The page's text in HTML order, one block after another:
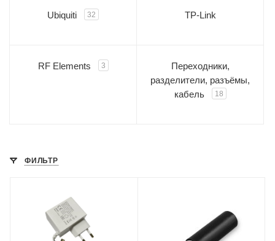
Ubiquiti 32 TP-Link
RF Elements 3
Переходники,
разделители, разъёмы,
кабель
18
ФИЛЬТР